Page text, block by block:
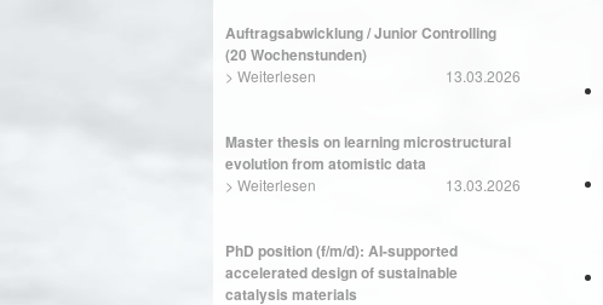
Auftragsabwicklung / Junior Controlling
(20 Wochenstunden)
> Weiterlesen 13.03.2026
Master thesis on learning microstructural
evolution from atomistic data
> Weiterlesen 13.03.2026
PhD position (f/m/d): AI-supported
accelerated design of sustainable
catalysis materials